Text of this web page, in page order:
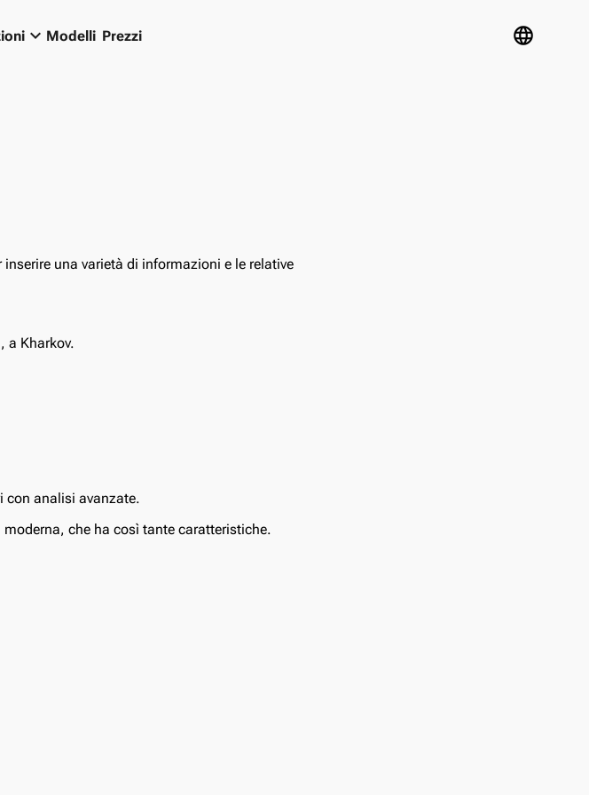
keyboard_arrow_down Modelli Prezzi language
una varietà di informazioni e le relative
a Kharkov.
con analisi avanzate.
che ha così tante caratteristiche.